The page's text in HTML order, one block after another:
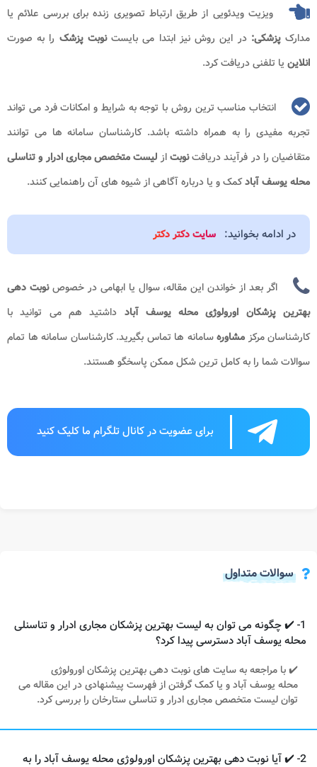
ویزیت ویدئویی از طریق ارتباط تصویری زنده برای بررسی علائم یا
مدارکپزشکی: در این روش نیز ابتدا می بایستنوبت پزشک را به صورت
انلاین یا تلفنی دریافت کرد.
انتخاب مناسب ترین روش با توجه به شرایط و امکانات فرد می تواند
تجربه مفیدی را به همراه داشته باشد. کارشناسان سامانه ها می توانند
متقاضیان را در فرآیند دریافتنوبتاز لیست متخصص مجاری ادرار و تناسلی
محله یوسف آباد​کمک و یا درباره آگاهی از شیوه های آن راهنمایی کنند.
در ادامه بخوانید: سایت دکتر دکتر
اگر بعد از خواندن این مقاله، سوال یا ابهامی در خصوصنوبت دهی
بهترین پزشکان اورولوژی محله یوسف آباد داشتید هم می توانید با
کارشناسان مرکز مشاورهسامانه ها تماس بگیرید. کارشناسان سامانه ها تمام
سوالات شما را به کامل ترین شکل ممکن پاسخگو هستند.
برای عضویت در کانال تلگرام ما کلیک کنید
سوالات متداول
1- ✔️ چگونه می توان به لیست بهترین پزشکان مجاری ادرار و تناسنلی
محله یوسف آباد دسترسی پیدا کرد؟
✔️ با مراجعه به سایت های نوبت دهی بهترین پزشکان اورولوژی
محله یوسف آباد و یا کمک گرفتن از فهرست پیشنهادی در این مقاله می
توان لیست متخصص مجاری ادرار و تناسلی ستارخان را بررسی کرد.
2- ✔️ آیا نوبت دهی بهترین پزشکان اورولوژی محله یوسف آباد را به